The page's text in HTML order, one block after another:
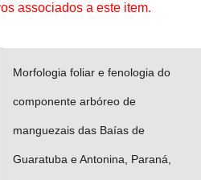
associados a este item.
Morfologia foliar e fenologia do
componente arbóreo de
manguezais das Baías de
Guaratuba e Antonina, Paraná,